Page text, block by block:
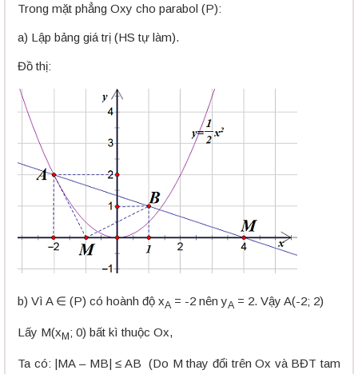
Trong mặt phẳng Oxy cho parabol (P):
a) Lập bảng giá trị (HS tự làm).
Đồ thị:
b) Vì A ∈ (P) có hoành độ xA = -2 nên yA = 2. Vậy A(-2; 2)
Lấy M(xM; 0) bất kì thuộc Ox,
Ta có: |MA – MB| ≤ AB (Do M thay đổi trên Ox và BĐT tam